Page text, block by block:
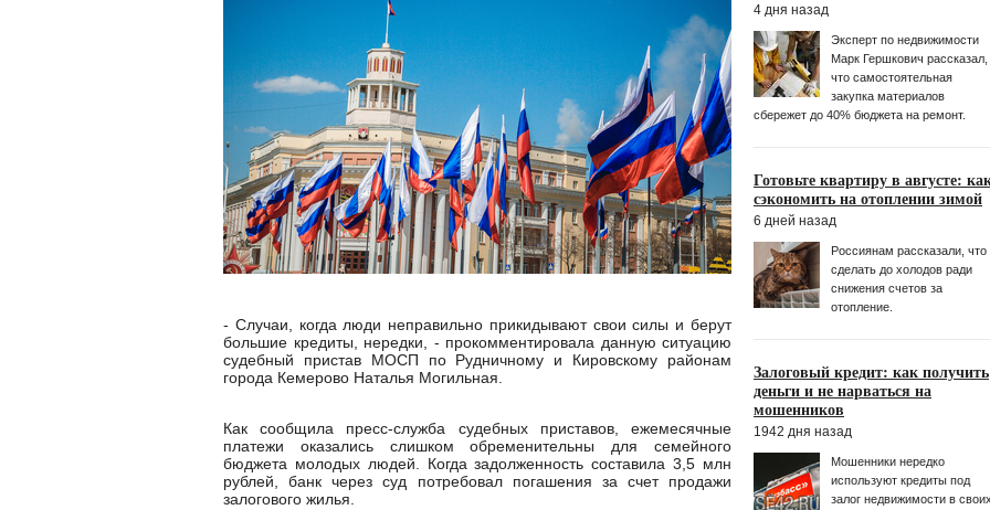
- Случаи, когда люди неправильно прикидывают свои силы и берут
большие кредиты, нередки, - прокомментировала данную ситуацию
судебный пристав МОСП по Рудничному и Кировскому районам
города Кемерово Наталья Могильная.
Как сообщила пресс-служба судебных приставов, ежемесячные
платежи оказались слишком обременительны для семейного
бюджета молодых людей. Когда задолженность составила 3,5 млн
рублей, банк через суд потребовал погашения за счет продажи
залогового жилья.
4 дня назад
Эксперт по недвижимости
Марк Гершкoвич рассказал,
что самостоятельная
закупка материалов
сбережет до 40% бюджета на ремонт.
Готовьте квартиру в августе:
сэкономить на отоплении зимой
6 дней назад
Россиянам рассказали, что
сделать до холодов ради
снижения счетов за
отопление.
Залоговый кредит: как получить
деньги и не нарваться на
мошенников
1942 дня назад
Мошенники нередко
используют кредиты под
залог недвижимости в своих